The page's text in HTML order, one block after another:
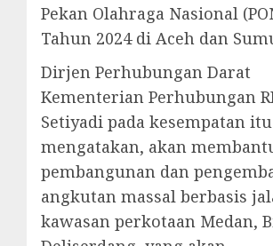
Pekan Olahraga Nasional
Tahun 2024 di Aceh dan
Dirjen Perhubungan Darat
Kementerian Perhubungan
Setiyadi pada kesempatan itu
mengatakan, akan
pembangunan dan
angkutan massal berbasis
kawasan perkotaan Medan,